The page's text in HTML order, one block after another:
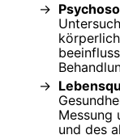
Messung
und des